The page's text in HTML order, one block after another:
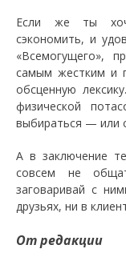
Если же ты
сэкономить, и
«Всемогущего»,
самым жестким и
обсценную
физической
выбираться — или
А в заключение
совсем не
заговаривай с
друзьях, ни в
От редакции